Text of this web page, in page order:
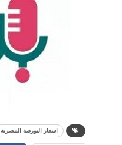
اسعار البورصة المصرية